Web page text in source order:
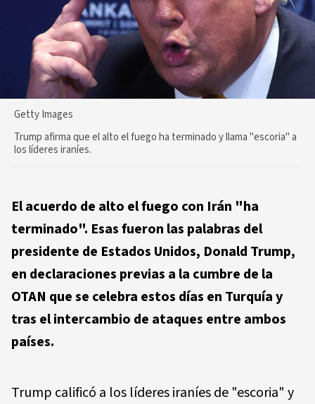
Getty Images
Trump afirma que el alto el fuego ha terminado y llama "escoria" a
los líderes iraníes.
El acuerdo de alto el fuego con Irán "ha
terminado". Esas fueron las palabras del
presidente de Estados Unidos, Donald Trump,
en declaraciones previas a la cumbre de la
OTAN que se celebra estos días en Turquía y
tras el intercambio de ataques entre ambos
países.
Trump calificó a los líderes iraníes de "escoria" y